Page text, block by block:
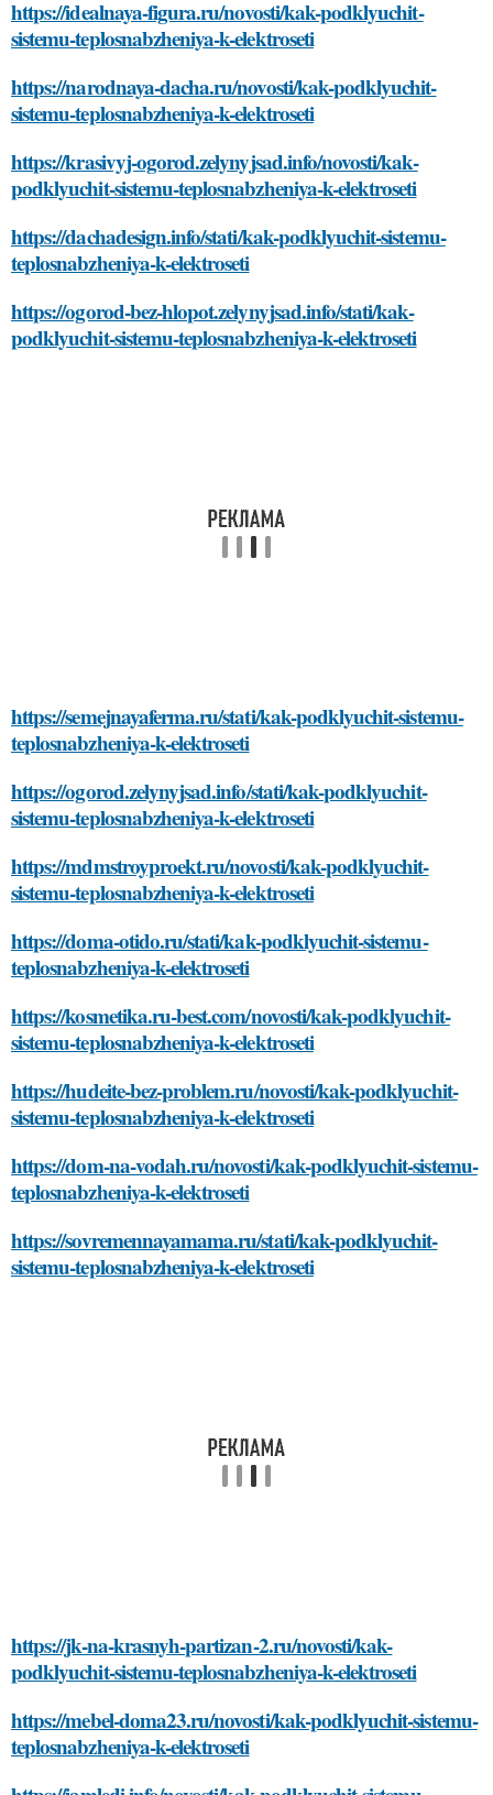
https://idealnaya-figura.ru/novosti/kak-podklyuchit-
sistemu-teplosnabzheniya-k-elektroseti
https://narodnaya-dacha.ru/novosti/kak-podklyuchit-
sistemu-teplosnabzheniya-k-elektroseti
https://krasivyj-ogorod.zelynyjsad.info/novosti/kak-
podklyuchit-sistemu-teplosnabzheniya-k-elektroseti
https://dachadesign.info/stati/kak-podklyuchit-sistemu-
teplosnabzheniya-k-elektroseti
https://ogorod-bez-hlopot.zelynyjsad.info/stati/kak-
podklyuchit-sistemu-teplosnabzheniya-k-elektroseti
https://semejnayaferma.ru/stati/kak-podklyuchit-sistemu-
teplosnabzheniya-k-elektroseti
https://ogorod.zelynyjsad.info/stati/kak-podklyuchit-
sistemu-teplosnabzheniya-k-elektroseti
https://mdmstroyproekt.ru/novosti/kak-podklyuchit-
sistemu-teplosnabzheniya-k-elektroseti
https://doma-otido.ru/stati/kak-podklyuchit-sistemu-
teplosnabzheniya-k-elektroseti
https://kosmetika.ru-best.com/novosti/kak-podklyuchit-
sistemu-teplosnabzheniya-k-elektroseti
https://hudeite-bez-problem.ru/novosti/kak-podklyuchit-
sistemu-teplosnabzheniya-k-elektroseti
https://dom-na-vodah.ru/novosti/kak-podklyuchit-sistemu-
teplosnabzheniya-k-elektroseti
https://sovremennayamama.ru/stati/kak-podklyuchit-
sistemu-teplosnabzheniya-k-elektroseti
https://jk-na-krasnyh-partizan-2.ru/novosti/kak-
podklyuchit-sistemu-teplosnabzheniya-k-elektroseti
https://mebel-doma23.ru/novosti/kak-podklyuchit-sistemu-
teplosnabzheniya-k-elektroseti